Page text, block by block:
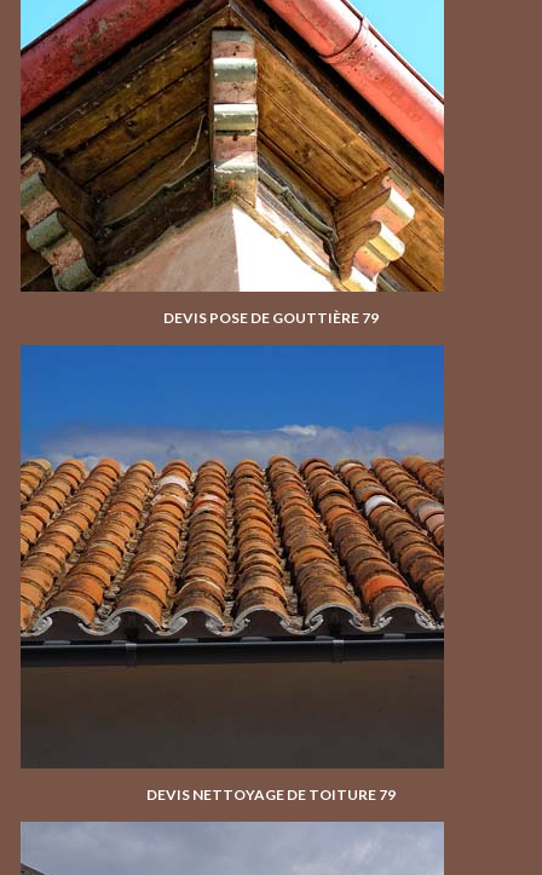
DEVIS POSE DE GOUTTIÈRE 79
DEVIS NETTOYAGE DE TOITURE 79